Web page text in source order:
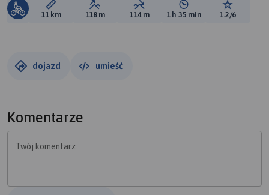
Długość trasy:
11 km Suma przewyższeń:
118 m Suma spadków:
114 m Średni czas potrzebny
1 h 35 min Ocena
1.2/6
dojazd umieść
Komentarze
Twój komentarz